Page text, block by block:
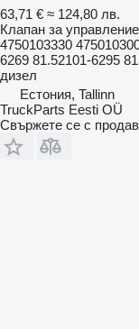
63,71 € ≈ 124,80 лв.
Клапан за
4750103330
6269 81.52101-6295
дизел
Естония, Tallinn
TruckParts Eesti OÜ
Свържете се с